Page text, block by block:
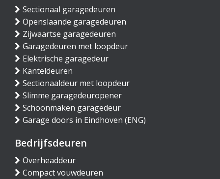
Sectionaal garagedeuren
Openslaande garagedeuren
Zijwaartse garagedeuren
Garagedeuren met loopdeur
Elektrische garagedeur
Kanteldeuren
Sectionaaldeur met loopdeur
Slimme garagedeuropener
Schoonmaken garagedeur
Garage doors in Eindhoven (ENG)
Bedrijfsdeuren
Overheaddeur
Compact vouwdeuren